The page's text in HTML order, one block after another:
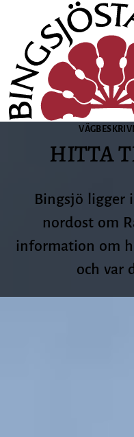
HITTA
Bingsjö ligger
nordost om
information om
och var